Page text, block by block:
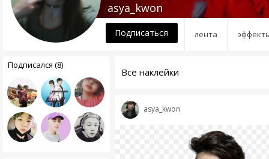
лента
asya_kwon
Подписаться
Подписался (8)
Все наклейки
asya_kwon